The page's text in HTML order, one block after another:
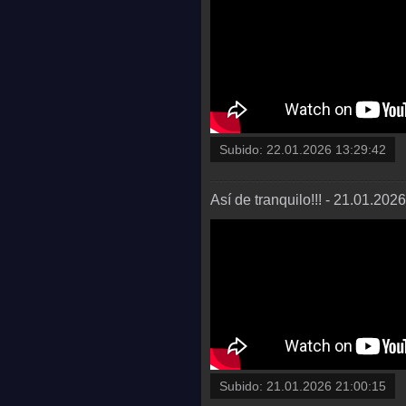
Subido: 22.01.2026 13:29:42
Así de tranquilo!!! -
Subido: 21.01.2026 21:00:15